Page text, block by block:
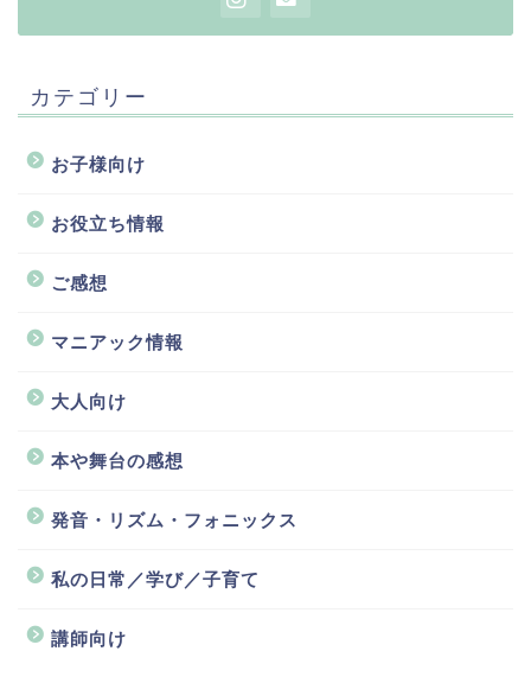
カテゴリー
お子様向け
お役立ち情報
ご感想
マニアック情報
大人向け
本や舞台の感想
発音・リズム・フォニックス
私の日常／学び／子育て
講師向け